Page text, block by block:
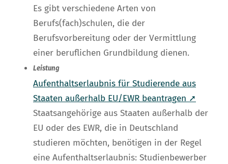
Es gibt verschiedene Arten von
Berufs(fach)schulen, die der
Berufsvorbereitung oder der Vermittlung
einer beruflichen Grundbildung dienen.
Leistung
Aufenthaltserlaubnis für Studierende aus
Staaten außerhalb EU/EWR beantragen ➚
Staatsangehörige aus Staaten außerhalb der
EU oder des EWR, die in Deutschland
studieren möchten, benötigen in der Regel
eine Aufenthaltserlaubnis: Studienbewerber